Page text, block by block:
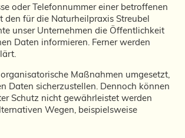
oder Telefonnummer einer betroffenen
für die Naturheilpraxis Streubel
unser Unternehmen die Öffentlichkeit
Daten informieren. Ferner werden
Maßnahmen umgesetzt,
Daten sicherzustellen. Dennoch können
Schutz nicht gewährleistet werden
Wegen, beispielsweise